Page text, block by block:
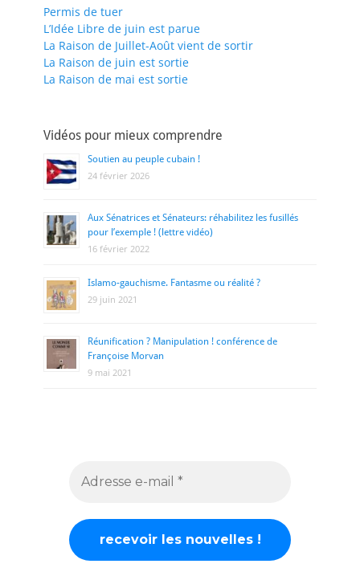
Permis de tuer
L’Idée Libre de juin est parue
La Raison de Juillet-Août vient de sortir
La Raison de juin est sortie
La Raison de mai est sortie
Vidéos pour mieux comprendre
Soutien au peuple cubain !
24 février 2026
Aux Sénatrices et Sénateurs: réhabilitez les fusillés
pour l’exemple ! (lettre vidéo)
16 février 2022
Islamo-gauchisme. Fantasme ou réalité ?
29 juin 2021
Réunification ? Manipulation ! conférence de
Françoise Morvan
9 mai 2021